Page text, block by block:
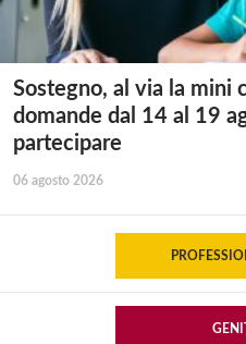
Sostegno, al via la mini
domande dal 14 al 19
partecipare
06 agosto 2026